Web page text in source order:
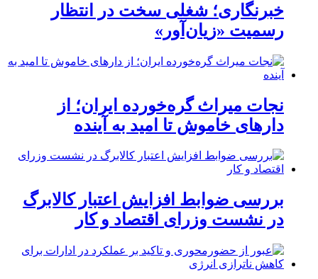
خبرنگاری؛ شغلی سخت در انتظار
رسمیت «زیان‌آور»
نجات میراث گره‌خورده ایران؛ از
دارهای خاموش تا امید به آینده
بررسی ضوابط افزایش اعتبار کالابرگ
در نشست وزرای اقتصاد و کار